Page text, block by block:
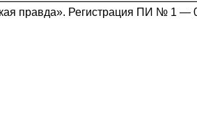
правда». Регистрация ПИ № 1 —